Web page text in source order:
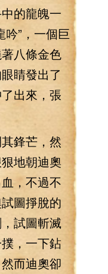
的龍魄一
”，一個巨
八條金色
睛發出了
出來，張
鋒芒，然
地朝迪奧
，不過不
圖掙脫的
試圖斬滅
，一下鉆
而迪奧卻